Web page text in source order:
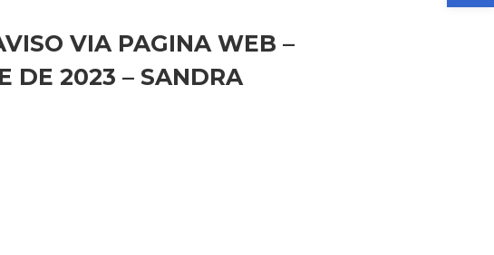
VIA PAGINA WEB –
DE 2023 – SANDRA